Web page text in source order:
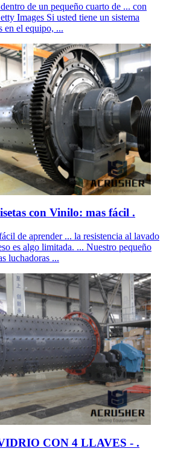
de un pequeño cuarto de ... con
Images Si usted tiene un sistema
en el equipo, ...
con Vinilo: mas fácil .
de aprender ... la resistencia al lavado
es algo limitada. ... Nuestro pequeño
luchadoras ...
CON 4 LLAVES - .